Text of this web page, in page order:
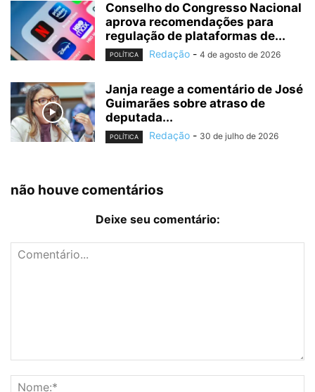
Conselho do Congresso Nacional
aprova recomendações para
regulação de plataformas de...
POLÍTICA Redação - 4 de agosto de 2026
Janja reage a comentário de José
Guimarães sobre atraso de
deputada...
POLÍTICA Redação - 30 de julho de 2026
não houve comentários
Deixe seu comentário: